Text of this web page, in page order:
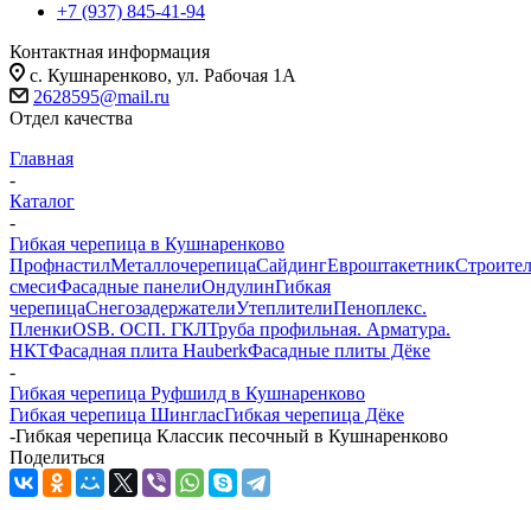
+7 (937) 845-41-94
Контактная информация
с. Кушнаренково, ул. Рабочая 1А
2628595@mail.ru
Отдел качества
Главная
-
Каталог
-
Гибкая черепица в Кушнаренково
ПрофнастилМеталлочерепицаСайдингЕвроштакетник
смесиФасадные панелиОндулинГибкая
черепицаСнегозадержателиУтеплителиПеноплекс.
ПленкиOSB. ОСП. ГКЛТруба профильная. Арматура.
НКТФасадная плита HauberkФасадные плиты Дёке
-
Гибкая черепица Руфшилд в Кушнаренково
Гибкая черепица ШингласГибкая черепица Дёке
-Гибкая черепица Классик песочный в Кушнаренково
Поделиться